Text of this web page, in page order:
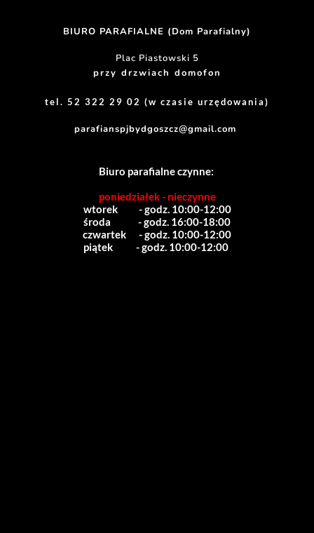
BIURO PARAFIALNE (Dom Parafialny)
Plac Piastowski 5
przy drzwiach domofon
tel. 52 322 29 02 (w czasie urzędowania)
parafianspjbydgoszcz@gmail.com
Biuro parafialne czynne:
poniedziałek - nieczynne
wtorek          - godz. 10:00-12:00
środa             - godz. 16:00-18:00
czwartek      - godz. 10:00-12:00
piątek           - godz. 10:00-12:00